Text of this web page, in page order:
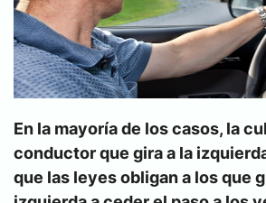
En la mayoría de los casos, la
conductor que gira a la
que las leyes obligan a los que